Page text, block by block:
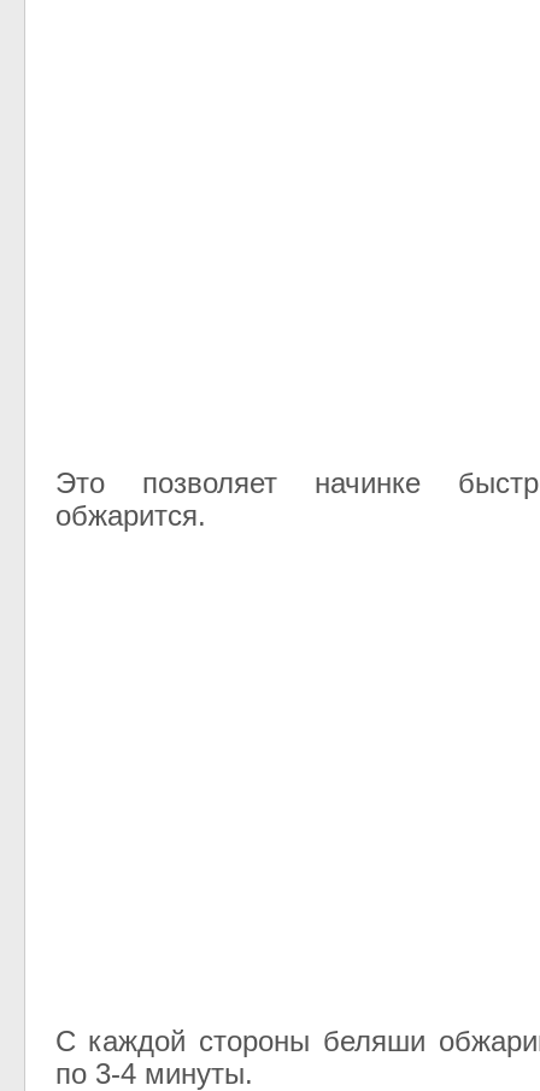
Это позволяет начинке
обжарится.
С каждой стороны беляши
по 3-4 минуты.